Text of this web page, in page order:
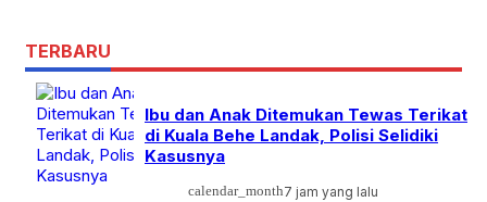
TERBARU
Ibu dan Anak Ditemukan Tewas Terikat
di Kuala Behe Landak, Polisi Selidiki
Kasusnya
calendar_month7 jam yang lalu